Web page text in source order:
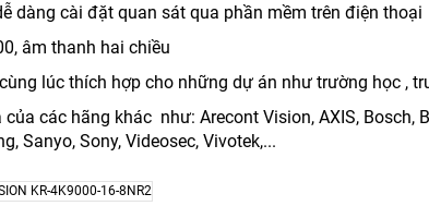
dàng cài đặt quan sát qua phần mềm trên điện thoại
âm thanh hai chiều
lúc thích hợp cho những dự án như trường học ,
các hãng khác như: Arecont Vision, AXIS, Bosch,
Sanyo, Sony, Videosec, Vivotek,...